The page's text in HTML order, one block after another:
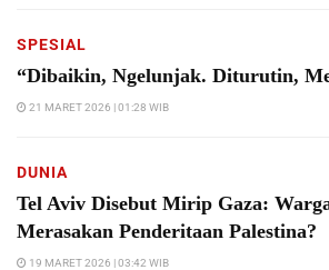
SPESIAL
“Dibaikin, Ngelunjak. Diturutin,
21 MARET 2026 | 01:28 WIB
DUNIA
Tel Aviv Disebut Mirip Gaza:
Merasakan Penderitaan Palestina?
19 MARET 2026 | 03:42 WIB